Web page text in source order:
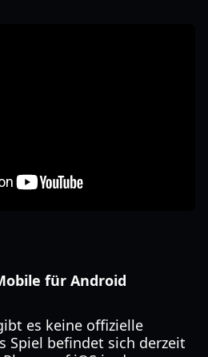
für Android
es keine offizielle
Spiel befindet sich derzeit